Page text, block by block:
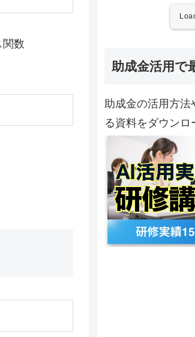
関数
助成金活用で
助成金の活用方法
る資料をダウンロ